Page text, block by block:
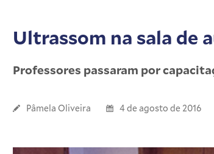
Ultrassom na sala de
Professores passaram por
Pâmela Oliveira 4 de agosto de 2016